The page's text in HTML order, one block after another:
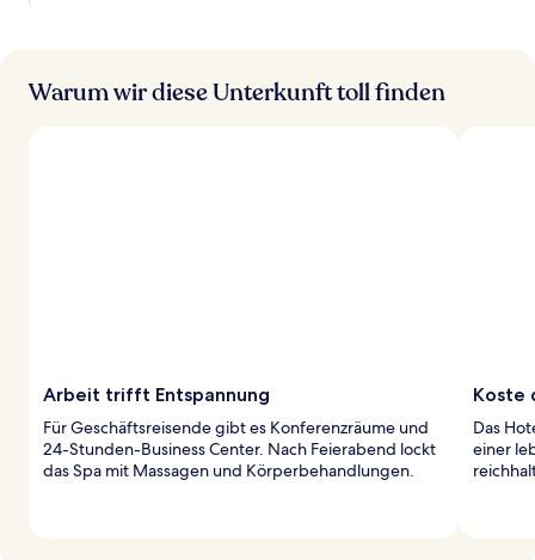
Warum wir diese Unterkunft toll finden
Arbeit trifft Entspannung
Für Geschäftsreisende gibt es Konferenzräume und
24-Stunden-Business Center. Nach Feierabend lockt
das Spa mit Massagen und Körperbehandlungen.
Koste
Das
einer